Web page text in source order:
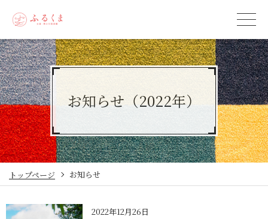
お知らせ（2022年）
トップページ お知らせ
2022年12月26日